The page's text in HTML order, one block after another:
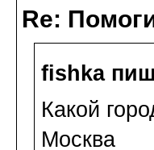
Re:
fishka
Какой
Москва